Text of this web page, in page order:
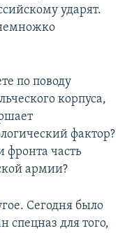
ударят.
по поводу
корпуса,
фактор?
фронта часть
армии?
Сегодня было
спецназ для того,